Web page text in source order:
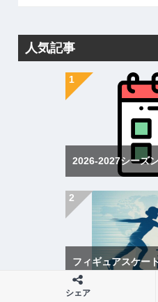
人気記事
2026-2027シーズ
フィギュアスケー
World Standings）
シェア